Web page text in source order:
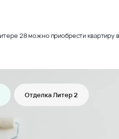
28 можно приобрести
Отделка Литер 2